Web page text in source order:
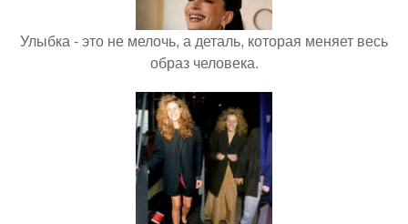
Улыбка - это не мелочь, а деталь, которая меняет весь
образ человека.